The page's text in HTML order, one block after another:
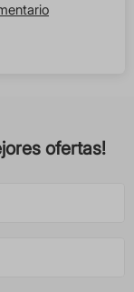
ofertas!